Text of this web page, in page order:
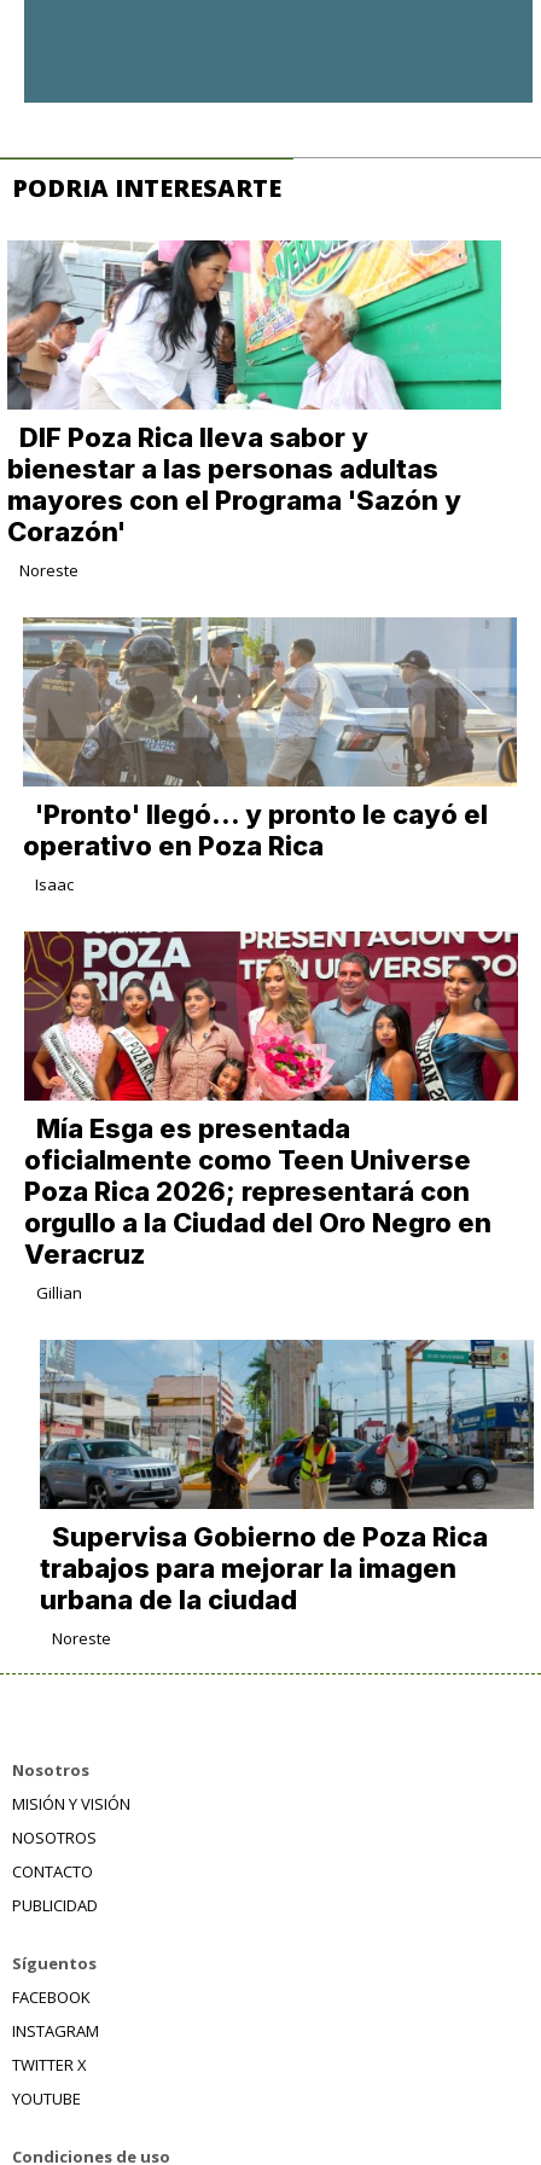
PODRIA INTERESARTE
DIF Poza Rica lleva sabor y
bienestar a las personas adultas
mayores con el Programa 'Sazón y
Corazón'
Noreste
'Pronto' llegó... y pronto le cayó el
operativo en Poza Rica
Isaac
Mía Esga es presentada
oficialmente como Teen Universe
Poza Rica 2026; representará con
orgullo a la Ciudad del Oro Negro en
Veracruz
Gillian
Supervisa Gobierno de Poza Rica
trabajos para mejorar la imagen
urbana de la ciudad
Noreste
Nosotros
MISIÓN Y VISIÓN
NOSOTROS
CONTACTO
PUBLICIDAD
Síguentos
FACEBOOK
INSTAGRAM
TWITTER X
YOUTUBE
Condiciones de uso